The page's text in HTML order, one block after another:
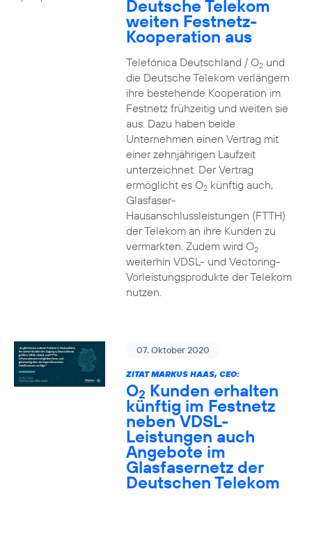
Deutsche Telekom
weiten Festnetz-
Kooperation aus
Telefónica Deutschland / O2und
die Deutsche Telekom verlängern
ihre bestehende Kooperation im
Festnetz frühzeitig und weiten sie
aus. Dazu haben beide
Unternehmen einen Vertrag mit
einer zehnjährigen Laufzeit
unterzeichnet. Der Vertrag
ermöglicht es O2künftig auch,
Glasfaser-
Hausanschlussleistungen (FTTH)
der Telekom an ihre Kunden zu
vermarkten. Zudem wird O2
weiterhin VDSL- und Vectoring-
Vorleistungsprodukte der Telekom
nutzen.
07. Oktober 2020
ZITAT MARKUS HAAS, CEO:
O2 Kunden erhalten
künftig im Festnetz
neben VDSL-
Leistungen auch
Angebote im
Glasfasernetz der
Deutschen Telekom